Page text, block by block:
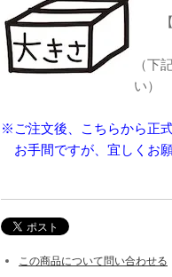
【
（下
い）
※ご注文後、こちらから正
お手間ですが、宜しくお
この商品について問い合わせる